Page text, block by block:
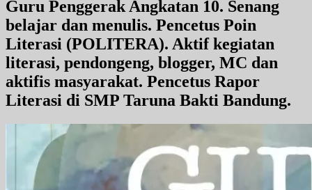
Guru Penggerak Angkatan 10. Senang
belajar dan menulis. Pencetus Poin
Literasi (POLITERA). Aktif kegiatan
literasi, pendongeng, blogger, MC dan
aktifis masyarakat. Pencetus Rapor
Literasi di SMP Taruna Bakti Bandung.